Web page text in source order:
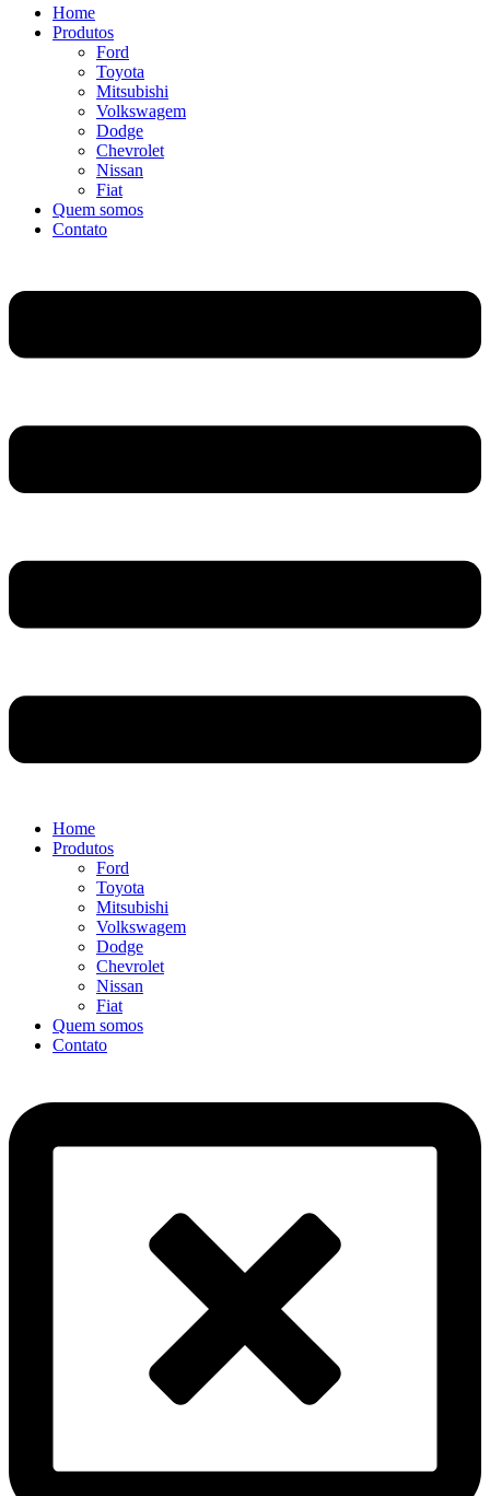
Home
Produtos
Ford
Toyota
Mitsubishi
Volkswagem
Dodge
Chevrolet
Nissan
Fiat
Quem somos
Contato
Home
Produtos
Ford
Toyota
Mitsubishi
Volkswagem
Dodge
Chevrolet
Nissan
Fiat
Quem somos
Contato